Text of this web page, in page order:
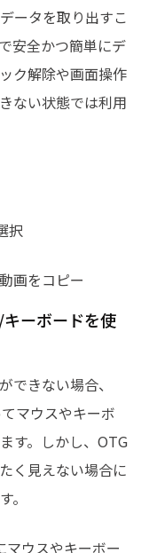
ータを取り出すこ
安全かつ簡単にデ
ク解除や画面操作
ない状態では利用
択
画をコピー
ーボードを使
できない場合、
マウスやキーボ
す。しかし、OTG
く見えない場合に
。
マウスやキーボー